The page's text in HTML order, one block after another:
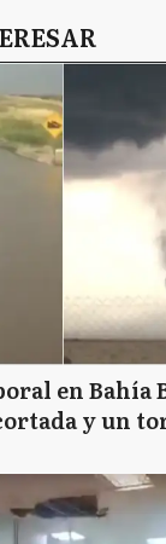
en Bahía
y un